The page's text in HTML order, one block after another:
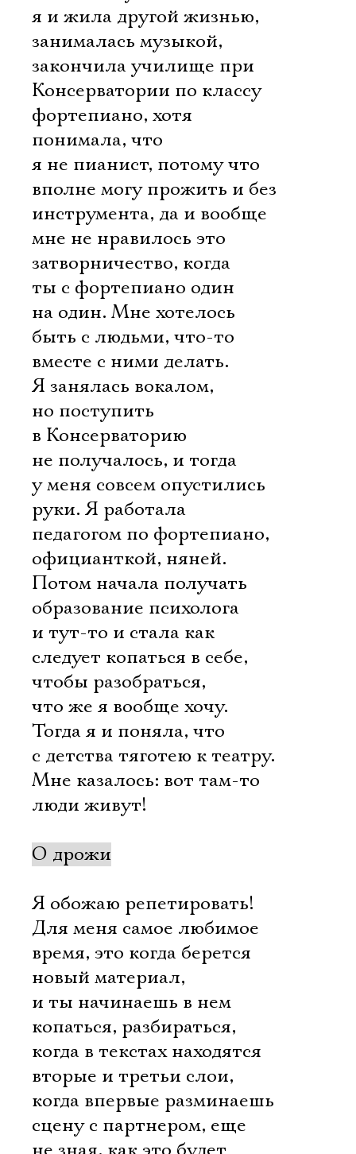
я и жила другой жизнью,
занималась музыкой,
закончила училище при
Консерватории по классу
фортепиано, хотя
понимала, что
я не пианист, потому что
вполне могу прожить и без
инструмента, да и вообще
мне не нравилось это
затворничество, когда
ты с фортепиано один
на один. Мне хотелось
быть с людьми, что-то
вместе с ними делать.
Я занялась вокалом,
но поступить
в Консерваторию
не получалось, и тогда
у меня совсем опустились
руки. Я работала
педагогом по фортепиано,
официанткой, няней.
Потом начала получать
образование психолога
и тут-то и стала как
следует копаться в себе,
чтобы разобраться,
что же я вообще хочу.
Тогда я и поняла, что
с детства тяготею к театру.
Мне казалось: вот там-то
люди живут!
О дрожи
Я обожаю репетировать!
Для меня самое любимое
время, это когда берется
новый материал,
и ты начинаешь в нем
копаться, разбираться,
когда в текстах находятся
вторые и третьи слои,
когда впервые разминаешь
сцену с партнером, еще
Электропочта
Имя
Ознакомиться